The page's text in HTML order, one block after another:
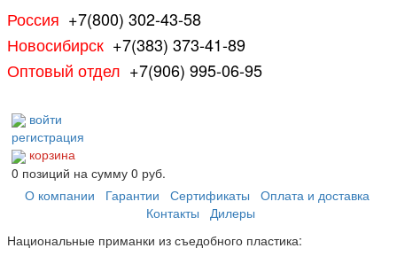
Россия +7(800) 302-43-58
Новосибирск +7(383) 373-41-89
Оптовый отдел +7(906) 995-06-95
войти
регистрация
корзина
0 позиций на сумму 0 руб.
О компании
Гарантии Сертификаты
Оплата и доставка
Контакты
Дилеры
Национальные приманки из съедобного пластика: